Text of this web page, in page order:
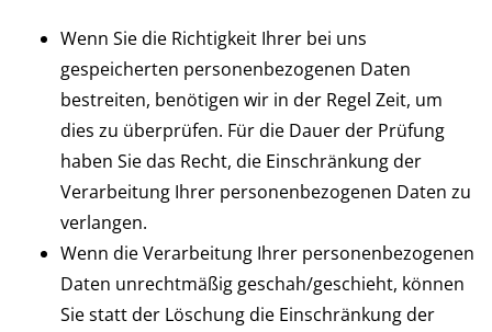
Wenn Sie die Richtigkeit Ihrer bei uns
gespeicherten personenbezogenen Daten
bestreiten, benötigen wir in der Regel Zeit, um
dies zu überprüfen. Für die Dauer der Prüfung
haben Sie das Recht, die Einschränkung der
Verarbeitung Ihrer personenbezogenen Daten zu
verlangen.
Wenn die Verarbeitung Ihrer personenbezogenen
Daten unrechtmäßig geschah/geschieht, können
Sie statt der Löschung die Einschränkung der